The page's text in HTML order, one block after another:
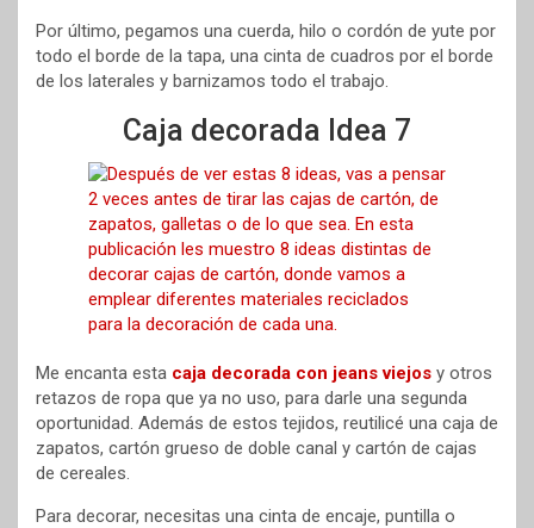
Por último, pegamos una cuerda, hilo o cordón de yute por
todo el borde de la tapa, una cinta de cuadros por el borde
de los laterales y barnizamos todo el trabajo.
Caja decorada Idea 7
Me encanta esta caja decorada con jeans viejos y otros
retazos de ropa que ya no uso, para darle una segunda
oportunidad. Además de estos tejidos, reutilicé una caja de
zapatos, cartón grueso de doble canal y cartón de cajas
de cereales.
Para decorar, necesitas una cinta de encaje, puntilla o